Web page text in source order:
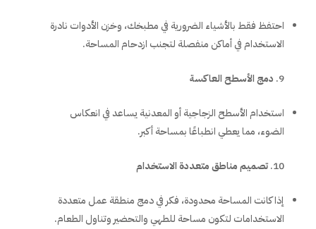
احتفظ فقط بالأشياء الضرورية في مطبخك، وخزن الأدوات نادرة
الاستخدام في أماكن منفصلة لتجنب ازدحام المساحة.
دمج الأسطح العاكسة
استخدام الأسطح الزجاجية أو المعدنية يساعد في انعكاس
الضوء، مما يعطي انطباعًا بمساحة أكبر.
تصميم مناطق متعددة الاستخدام
إذا كانت المساحة محدودة، فكر في دمج منطقة عمل متعددة
الاستخدامات لتكون مساحة للطهي والتحضير وتناول الطعام.